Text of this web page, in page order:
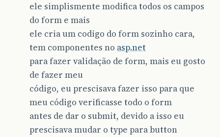
ele simplismente modifica todos os campos
do form e mais
ele cria um codigo do form sozinho cara,
tem componentes no asp.net
para fazer validação de form, mais eu gosto
de fazer meu
código, eu prescisava fazer isso para que
meu código verificasse todo o form
antes de dar o submit, devido a isso eu
prescisava mudar o type para button